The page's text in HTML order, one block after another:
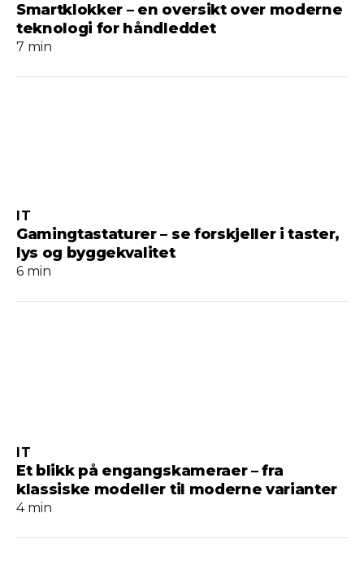
Smartklokker – en oversikt over moderne
teknologi for håndleddet
7 min
Gamingtastaturer – se forskjeller i taster,
lys og byggekvalitet
IT
6 min
Et blikk på engangskameraer – fra
klassiske modeller til moderne varianter
IT
4 min